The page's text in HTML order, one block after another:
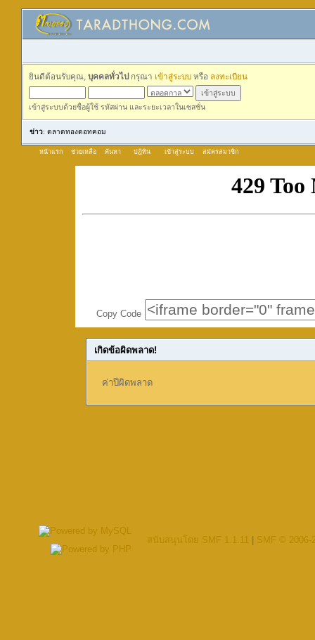
ยินดีต้อนรับคุณ, บุคคลทั่วไป กรุณา เข้าสู่ระบบ หรือ ลงทะเบียน
เข้าสู่ระบบด้วยชื่อผู้ใช้ รหัสผ่าน และระยะเวลาในเซสชั่น
ข่าว: ตลาดทองดอทคอม
หน้าแรก ช่วยเหลือ ค้นหา ปฏิทิน เข้าสู่ระบบ สมัครสมาชิก
Copy Code
เกิดข้อผิดพลาด!
ค่าปีผิดพลาด
สนับสนุนโดย SMF 1.1.11 SMF © 2006-